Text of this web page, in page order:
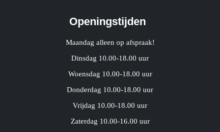
Openingstijden
Maandag alleen op afspraak!
Dinsdag 10.00-18.00 uur
Woensdag 10.00-18.00 uur
Donderdag 10.00-18.00 uur
Vrijdag 10.00-18.00 uur
Zaterdag 10.00-16.00 uur